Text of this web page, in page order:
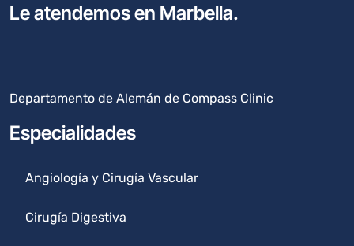
Le atendemos en Marbella.
Departamento de Alemán de Compass Clinic
Especialidades
Angiología y Cirugía Vascular
Cirugía Digestiva